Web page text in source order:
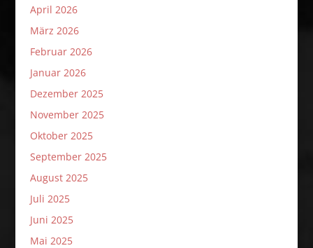
April 2026
März 2026
Februar 2026
Januar 2026
Dezember 2025
November 2025
Oktober 2025
September 2025
August 2025
Juli 2025
Juni 2025
Mai 2025